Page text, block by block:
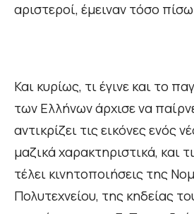
αριστεροί, έμειναν τόσο
Και κυρίως, τι έγινε και το
των Ελλήνων άρχισε να
αντικρίζει τις εικόνες ενός
μαζικά χαρακτηριστικά, και
τέλει κινητοποιήσεις της
Πολυτεχνείου, της κηδείας